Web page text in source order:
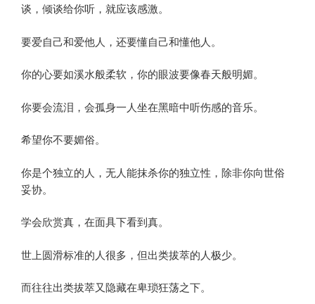
谈，倾谈给你听，就应该感激。
要爱自己和爱他人，还要懂自己和懂他人。
你的心要如溪水般柔软，你的眼波要像春天般明媚。
你要会流泪，会孤身一人坐在黑暗中听伤感的音乐。
希望你不要媚俗。
你是个独立的人，无人能抹杀你的独立性，除非你向世俗
妥协。
学会欣赏真，在面具下看到真。
世上圆滑标准的人很多，但出类拔萃的人极少。
而往往出类拔萃又隐藏在卑琐狂荡之下。